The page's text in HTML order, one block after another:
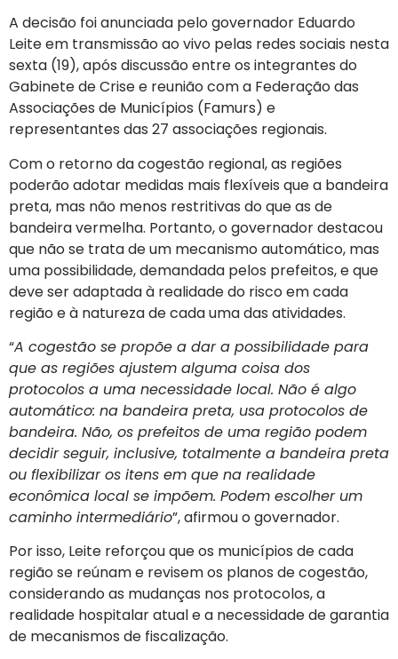
A decisão foi anunciada pelo governador Eduardo
Leite em transmissão ao vivo pelas redes sociais nesta
sexta (19), após discussão entre os integrantes do
Gabinete de Crise e reunião com a Federação das
Associações de Municípios (Famurs) e
representantes das 27 associações regionais.
Com o retorno da cogestão regional, as regiões
poderão adotar medidas mais flexíveis que a bandeira
preta, mas não menos restritivas do que as de
bandeira vermelha. Portanto, o governador destacou
que não se trata de um mecanismo automático, mas
uma possibilidade, demandada pelos prefeitos, e que
deve ser adaptada à realidade do risco em cada
região e à natureza de cada uma das atividades.
“A cogestão se propõe a dar a possibilidade para
que as regiões ajustem alguma coisa dos
protocolos a uma necessidade local. Não é algo
automático: na bandeira preta, usa protocolos de
bandeira. Não, os prefeitos de uma região podem
decidir seguir, inclusive, totalmente a bandeira preta
ou flexibilizar os itens em que na realidade
econômica local se impõem. Podem escolher um
caminho intermediário”, afirmou o governador.
Por isso, Leite reforçou que os municípios de cada
região se reúnam e revisem os planos de cogestão,
considerando as mudanças nos protocolos, a
realidade hospitalar atual e a necessidade de garantia
de mecanismos de fiscalização.